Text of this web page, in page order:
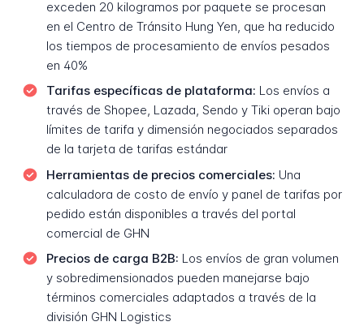
exceden 20 kilogramos por paquete se procesan
en el Centro de Tránsito Hung Yen, que ha reducido
los tiempos de procesamiento de envíos pesados
en 40%
Tarifas específicas de plataforma: Los envíos a
través de Shopee, Lazada, Sendo y Tiki operan bajo
límites de tarifa y dimensión negociados separados
de la tarjeta de tarifas estándar
Herramientas de precios comerciales: Una
calculadora de costo de envío y panel de tarifas por
pedido están disponibles a través del portal
comercial de GHN
Precios de carga B2B: Los envíos de gran volumen
y sobredimensionados pueden manejarse bajo
términos comerciales adaptados a través de la
división GHN Logistics